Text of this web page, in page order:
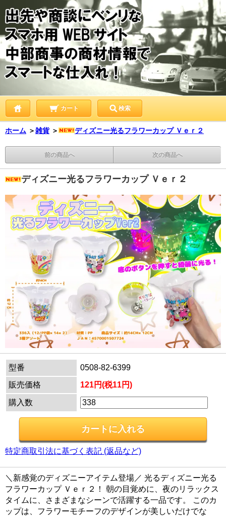
カート 検索
ホーム ＞雑貨 ＞ ディズニー光るフラワーカップ Ｖｅｒ２
前の商品へ 次の商品へ
ディズニー光るフラワーカップ Ｖｅｒ２
型番
0508-82-6399
販売価格
121円(税11円)
購入数
特定商取引法に基づく表記 (返品など)
＼新感覚のディズニーアイテム登場／ 光るディズニー光る
フラワーカップ Ｖｅｒ２！ 朝の目覚めに、夜のリラックス
タイムに、さまざまなシーンで活躍する一品です。 このカ
ップは、フラワーモチーフのデザインが美しいだけでな